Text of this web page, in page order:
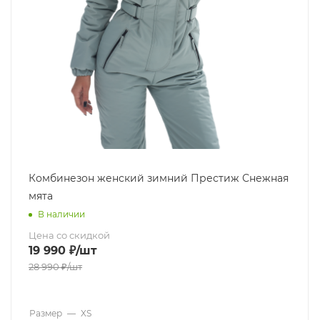
Комбинезон женский зимний Престиж Снежная
мята
В наличии
Цена со скидкой
19 990 ₽/шт
28 990₽/шт
Размер — XS